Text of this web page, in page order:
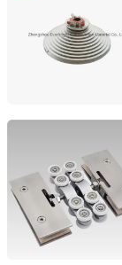
Henan, China
Luoyang Bless
Henan, China